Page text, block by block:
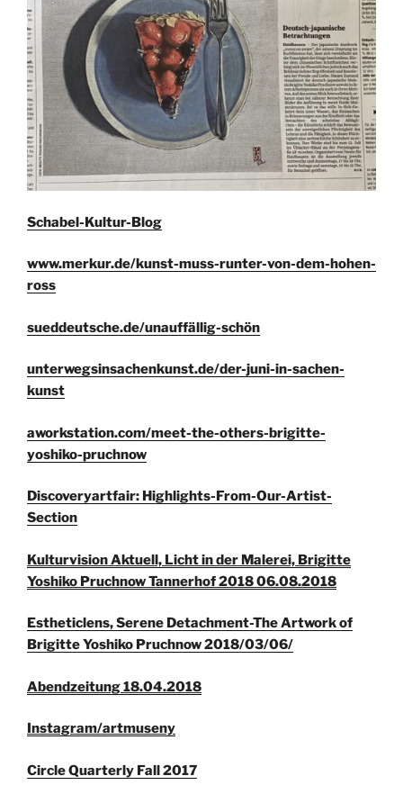
Schabel-Kultur-Blog
www.merkur.de/kunst-muss-runter-von-dem-hohen-
ross
sueddeutsche.de/unauffällig-schön
unterwegsinsachenkunst.de/der-juni-in-sachen-
kunst
aworkstation.com/meet-the-others-brigitte-
yoshiko-pruchnow
Discoveryartfair: Highlights-From-Our-Artist-
Section
Kulturvision Aktuell, Licht in der Malerei, Brigitte
Yoshiko Pruchnow Tannerhof 2018 06.08.2018
Estheticlens, Serene Detachment-The Artwork of
Brigitte Yoshiko Pruchnow2018/03/06/
Abendzeitung 18.04.2018
Instagram/artmuseny
Circle Quarterly Fall 2017